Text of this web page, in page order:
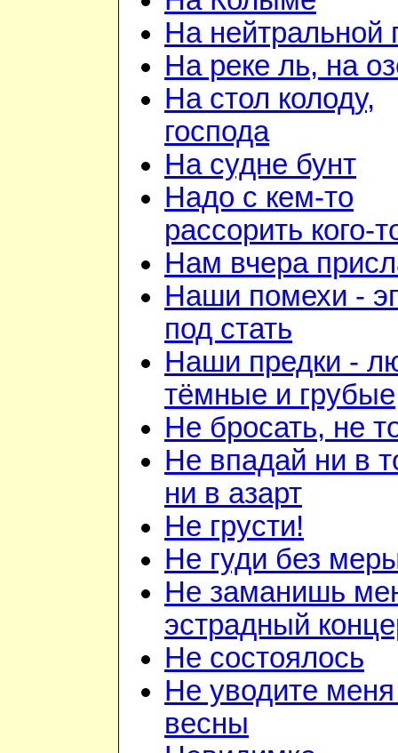
На нейтральной
На реке ль, на
На стол колоду,
господа
На судне бунт
Надо с кем-то
рассорить кого-
Нам вчера
Наши помехи -
под стать
Наши предки -
тёмные и грубые
Не бросать, не
Не впадай ни в
ни в азарт
Не грусти!
Не гуди без
Не заманишь
эстрадный
Не состоялось
Не уводите
весны